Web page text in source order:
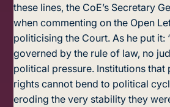
these lines, the CoE’s Secretary
when commenting on the Open
politicising the Court. As he put it:
governed by the rule of law, no
political pressure. Institutions that
rights cannot bend to political
eroding the very stability they